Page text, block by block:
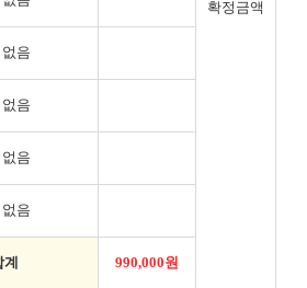
확정금액
없음
없음
없음
없음
990,000원